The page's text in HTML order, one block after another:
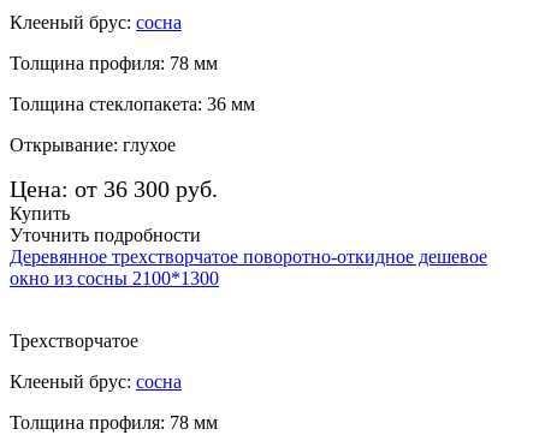
Клееный брус: сосна
Толщина профиля: 78 мм
Толщина стеклопакета: 36 мм
Открывание: глухое
Цена: от 36 300 руб.
Купить
Уточнить подробности
Деревянное трехстворчатое поворотно-откидное дешевое
окно из сосны 2100*1300
Трехстворчатое
Клееный брус: сосна
Толщина профиля: 78 мм